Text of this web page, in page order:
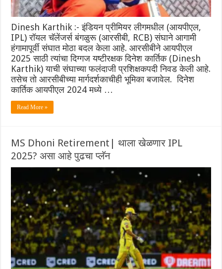
Dinesh Karthik :- इंडियन प्रीमियर लीगमधील (आयपीएल,
IPL) रॉयल चॅलेंजर्स बंगळुरू (आरसीबी, RCB) संघाने आगामी
हंगामापूर्वी संघात मोठा बदल केला आहे. आरसीबीने आयपीएल
2025 साठी त्यांचा दिग्गज यष्टीरक्षक दिनेश कार्तिक (Dinesh
Karthik) याची संघाच्या फलंदाजी प्रशिक्षकपदी निवड केली आहे.
तसेच तो आरसीबीच्या मार्गदर्शकाचीही भूमिका बजावेल. दिनेश
कार्तिक आयपीएल 2024 मध्ये …
Read More »
MS Dhoni Retirement| थाला खेळणार IPL
2025? असा आहे पुढचा प्लॅन